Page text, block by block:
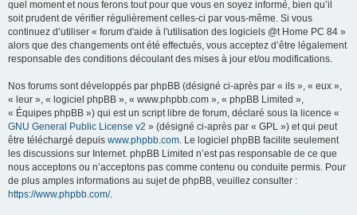
quel moment et nous ferons tout pour que vous en soyez informé, bien qu’il
soit prudent de vérifier régulièrement celles-ci par vous-même. Si vous
continuez d’utiliser « forum d'aide à l'utilisation des logiciels @t Home PC 84 »
alors que des changements ont été effectués, vous acceptez d’être légalement
responsable des conditions découlant des mises à jour et/ou modifications.
Nos forums sont développés par phpBB (désigné ci-après par « ils », « eux »,
« leur », « logiciel phpBB », « www.phpbb.com », « phpBB Limited »,
« Équipes phpBB ») qui est un script libre de forum, déclaré sous la licence «
GNU General Public License v2 » (désigné ci-après par « GPL ») et qui peut
être téléchargé depuis www.phpbb.com. Le logiciel phpBB facilite seulement
les discussions sur Internet. phpBB Limited n’est pas responsable de ce que
nous acceptons ou n’acceptons pas comme contenu ou conduite permis. Pour
de plus amples informations au sujet de phpBB, veuillez consulter :
https://www.phpbb.com/.